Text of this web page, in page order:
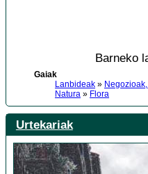
Barneko
Gaiak
Lanbideak »
Natura » Flora
Urtekariak